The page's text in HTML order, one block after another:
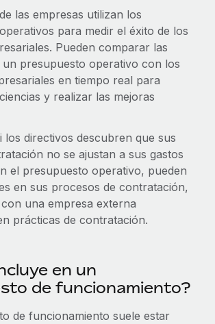
Nuevo
herramienta de IA con Remote
MCP.
procesos con herramientas empresariales
experto
gente experta en RR. HH. globales
normativo.
de cribado de candidatos.
normativo
riesgos de cumplimiento
estratégicos
de los RR. HH. globales en tu
de forma flexible.
de colaborar con nosotros.
Próximamente
de integraciones y automatización con IA.
salarios y talento
los recursos
las empresas utilizan los
para medir el éxito de los
Pueden comparar las
un presupuesto operativo con los
en tiempo real para
y realizar las mejoras
los directivos descubren que sus
no se ajustan a sus gastos
el presupuesto operativo, pueden
en sus procesos de contratación,
una empresa externa
prácticas de contratación.
en un
de funcionamiento?
de funcionamiento suele estar